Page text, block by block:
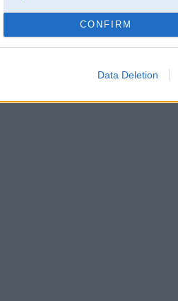
CONFIRM
Data Deletion